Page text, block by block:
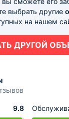
выбрать другие
на нашем
ДРУГОЙ
9.8